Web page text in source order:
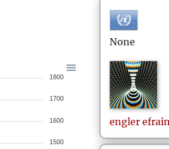
1800
1700
1600
1500
None
engler